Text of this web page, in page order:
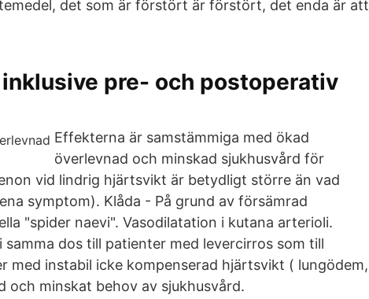
det som är förstört är förstört, det enda är att
pre- och postoperativ
Effekterna är samstämmiga med ökad
överlevnad och minskad sjukhusvård för
vid lindrig hjärtsvikt är betydligt större än vad
symptom). Klåda - På grund av försämrad
"spider naevi". Vasodilatation i kutana arterioli.
dos till patienter med levercirros som till
med instabil icke kompenserad hjärtsvikt ( lungödem,
och minskat behov av sjukhusvård.